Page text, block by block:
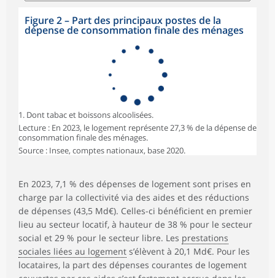
Figure 2 – Part des principaux postes de la
dépense de consommation finale des ménages
1. Dont tabac et boissons alcoolisées.
Lecture : En 2023, le logement représente 27,3 % de la dépense de
consommation finale des ménages.
Source : Insee, comptes nationaux, base 2020.
En 2023, 7,1 % des dépenses de logement sont prises en
charge par la collectivité via des aides et des réductions
de dépenses (43,5 Md€). Celles-ci bénéficient en premier
lieu au secteur locatif, à hauteur de 38 % pour le secteur
social et 29 % pour le secteur libre. Les prestations
sociales liées au logement s’élèvent à 20,1 Md€. Pour les
locataires, la part des dépenses courantes de logement